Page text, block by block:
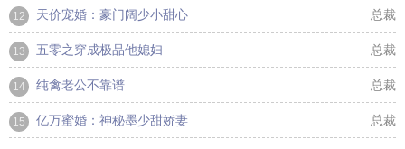
12 天价宠婚：豪门阔少小甜心 总裁
13 五零之穿成极品他媳妇 总裁
14 纯禽老公不靠谱 总裁
15 亿万蜜婚：神秘墨少甜娇妻 总裁